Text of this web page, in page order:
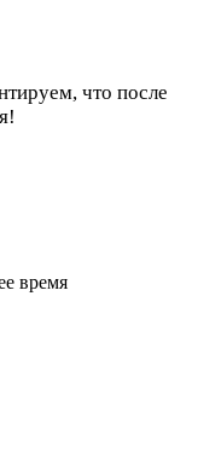
что после
время